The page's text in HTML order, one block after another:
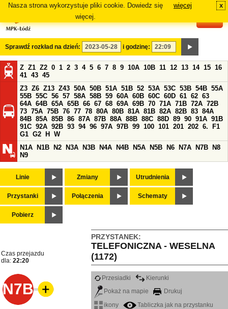
Nasza strona wykorzystuje pliki cookie. Dowiedz się
więcej.
więcej x
Sprawdź rozkład na dzień: i godzinę:
Z Z1 Z2 0 1 2 3 4 5 6 7 8 9 10A 10B 11 12 13 14 15 16
41 43 45
Z3 Z6 Z13 Z43 50A 50B 51A 51B 52 53A 53C 53B 54B 55A
55B 55C 56 57 58A 58B 59 60A 60B 60C 60D 61 62 63
64A 64B 65A 65B 66 67 68 69A 69B 70 71A 71B 72A 72B
73 75A 75B 76 77 78 80A 80B 81A 81B 82A 82B 83 84A
84B 85A 85B 86 87A 87B 88A 88B 88C 88D 89 90 91A 91B
91C 92A 92B 93 94 96 97A 97B 99 100 101 201 202 6.
F1
G1 G2 H
W
N1A
N1B N2 N3A N3B N4A N4B N5A N5B N6 N7A N7B
N8
N9
Linie Zmiany Utrudnienia
Przystanki Połączenia Schematy
Pobierz
PRZYSTANEK:
TELEFONICZNA - WESELNA
(1172)
Czas przejazdu
dla: 22:20
N7B
Przesiadki
Kierunki
Pokaż na mapie
Drukuj
ikony
Tabliczka jak na przystanku